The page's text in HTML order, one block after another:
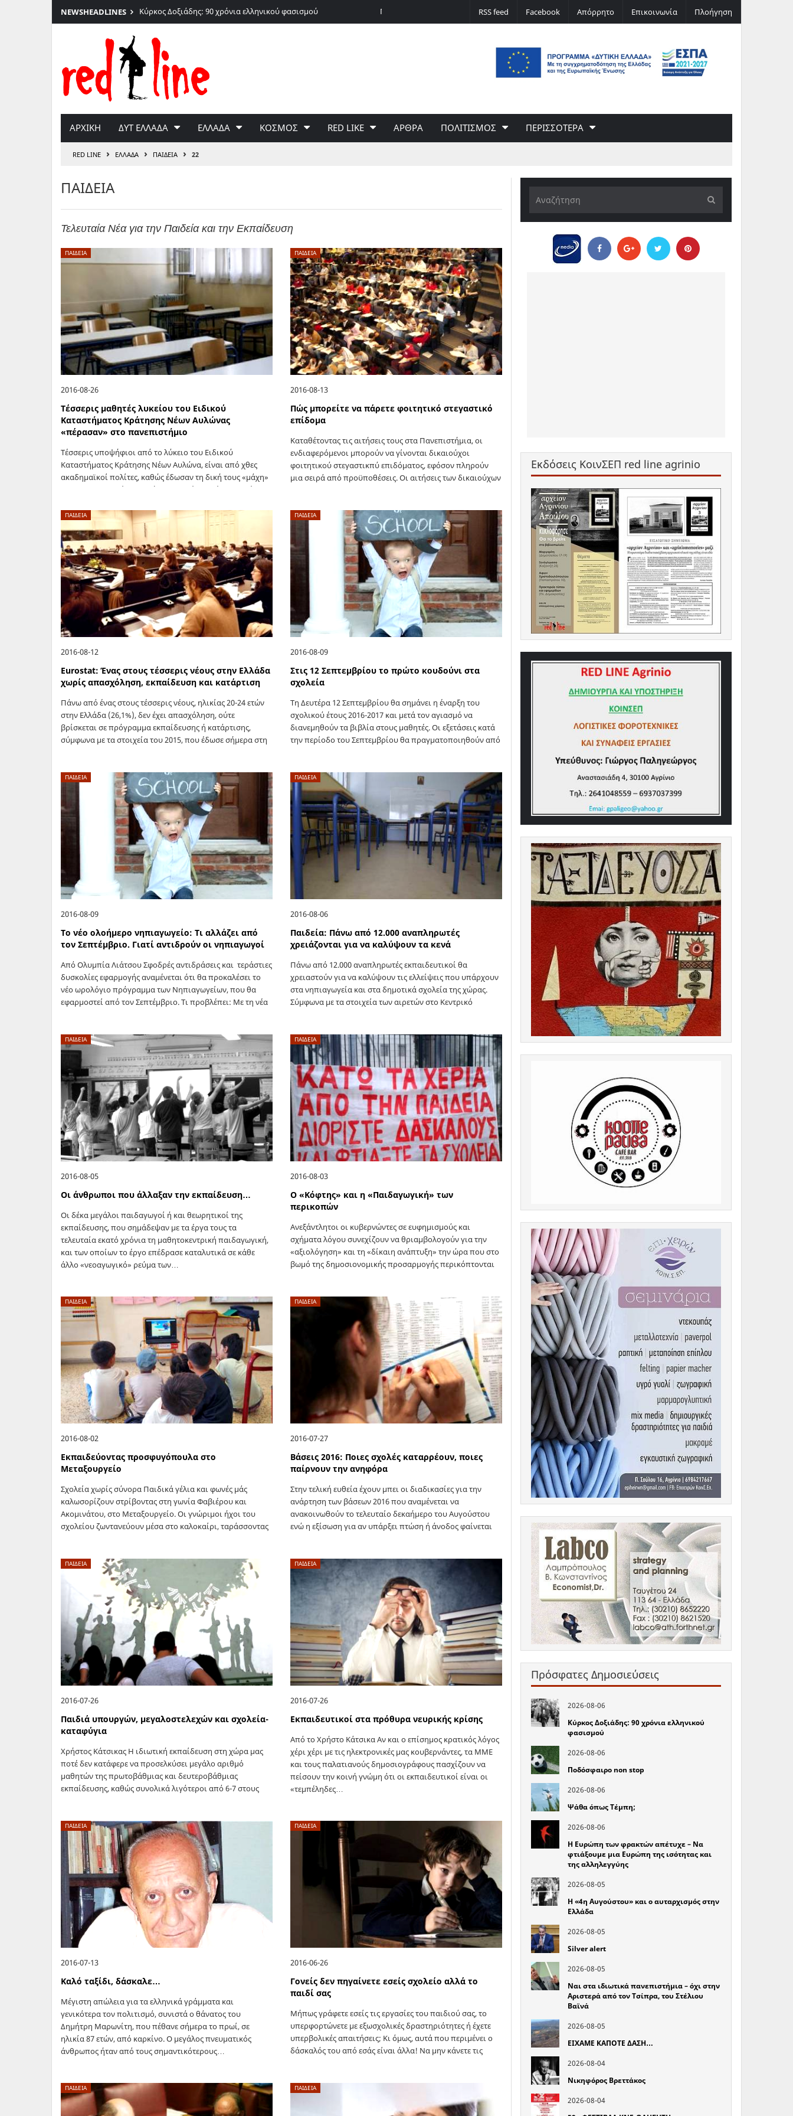
Μετάβαση
στο
περιεχόμενο
NEWSHEADLINES Κύρκος Δοξιάδης: 90 χρόνια ελληνικού φασισμού Ποδόσφαιρο non stop Ψάθα όπως Τέμπη;
RSS feed Facebook Απόρρητο Επικοινωνία Πλοήγηση
ΑΡΧΙΚΗ ΔΥΤ ΕΛΛΑΔΑ ΕΛΛΑΔΑ ΚΟΣΜΟΣ RED LIKE ΑΡΘΡΑ ΠΟΛΙΤΙΣΜΟΣ ΠΕΡΙΣΣΟΤΕΡΑ
RED LINE › ΕΛΛΑΔΑ › ΠΑΙΔΕΙΑ › 22
ΠΑΙΔΕΙΑ
Τελευταία Νέα για την Παιδεία και την Εκπαίδευση
ΠΑΙΔΕΙΑ
2016-08-26
Τέσσερις μαθητές λυκείου του Ειδικού
Καταστήματος Κράτησης Νέων Αυλώνας
«πέρασαν» στο πανεπιστήμιο
Τέσσερις υποψήφιοι από το λύκειο του Ειδικού
Καταστήματος Κράτησης Νέων Αυλώνα, είναι από χθες
ακαδημαϊκοί πολίτες, καθώς έδωσαν τη δική τους «μάχη»
στις Πανελλαδικές και βγήκαν νικητές. Οι τέσσερις νέοι
ΠΑΙΔΕΙΑ
2016-08-13
Πώς μπορείτε να πάρετε φοιτητικό στεγαστικό
επίδομα
Καταθέτοντας τις αιτήσεις τους στα Πανεπιστήμια, οι
ενδιαφερόμενοι μπορούν να γίνονται δικαιούχοι
φοιτητικού στεγαστικπύ επιδόματος, εφόσον πληρούν
μια σειρά από προϋποθέσεις. Οι αιτήσεις των δικαιούχων
ΠΑΙΔΕΙΑ
2016-08-12
Eurostat: Ένας στους τέσσερις νέους στην Ελλάδα
χωρίς απασχόληση, εκπαίδευση και κατάρτιση
Πάνω από ένας στους τέσσερις νέους, ηλικίας 20-24 ετών
στην Ελλάδα (26,1%), δεν έχει απασχόληση, ούτε
βρίσκεται σε πρόγραμμα εκπαίδευσης ή κατάρτισης,
σύμφωνα με τα στοιχεία του 2015, που έδωσε σήμερα στη
ΠΑΙΔΕΙΑ
2016-08-09
Στις 12 Σεπτεμβρίου το πρώτο κουδούνι στα
σχολεία
Τη Δευτέρα 12 Σεπτεμβρίου θα σημάνει η έναρξη του
σχολικού έτους 2016-2017 και μετά τον αγιασμό να
διανεμηθούν τα βιβλία στους μαθητές. Οι εξετάσεις κατά
την περίοδο του Σεπτεμβρίου θα πραγματοποιηθούν από
ΠΑΙΔΕΙΑ
2016-08-09
Το νέο ολοήμερο νηπιαγωγείο: Τι αλλάζει από
τον Σεπτέμβριο. Γιατί αντιδρούν οι νηπιαγωγοί
Από Ολυμπία Λιάτσου Σφοδρές αντιδράσεις και τεράστιες
δυσκολίες εφαρμογής αναμένεται ότι θα προκαλέσει το
νέο ωρολόγιο πρόγραμμα των Νηπιαγωγείων, που θα
εφαρμοστεί από τον Σεπτέμβριο. Τι προβλέπει: Με τη νέα
ΠΑΙΔΕΙΑ
2016-08-06
Παιδεία: Πάνω από 12.000 αναπληρωτές
χρειάζονται για να καλύψουν τα κενά
Πάνω από 12.000 αναπληρωτές εκπαιδευτικοί θα
χρειαστούν για να καλύψουν τις ελλείψεις που υπάρχουν
στα νηπιαγωγεία και στα δημοτικά σχολεία της χώρας.
Σύμφωνα με τα στοιχεία των αιρετών στο Κεντρικό
ΠΑΙΔΕΙΑ
2016-08-05
Οι άνθρωποι που άλλαξαν την εκπαίδευση…
Οι δέκα μεγάλοι παιδαγωγοί ή και θεωρητικοί της
εκπαίδευσης, που σημάδεψαν με τα έργα τους τα
τελευταία εκατό χρόνια τη μαθητοκεντρική παιδαγωγική,
και των οποίων το έργο επέδρασε καταλυτικά σε κάθε
άλλο «νεοαγωγικό» ρεύμα των…
ΠΑΙΔΕΙΑ
2016-08-03
Ο «Κόφτης» και η «Παιδαγωγική» των
περικοπών
Ανεξάντλητοι οι κυβερνώντες σε ευφημισμούς και
σχήματα λόγου συνεχίζουν να θριαμβολογούν για την
«αξιολόγηση» και τη «δίκαιη ανάπτυξη» την ώρα που στο
βωμό της δημοσιονομικής προσαρμογής περικόπτονται
ΠΑΙΔΕΙΑ
2016-08-02
Εκπαιδεύοντας προσφυγόπουλα στο
Μεταξουργείο
Σχολεία χωρίς σύνορα Παιδικά γέλια και φωνές μάς
καλωσορίζουν στρίβοντας στη γωνία Φαβιέρου και
Ακομινάτου, στο Μεταξουργείο. Οι γνώριμοι ήχοι του
σχολείου ζωντανεύουν μέσα στο καλοκαίρι, ταράσσοντας
ΠΑΙΔΕΙΑ
2016-07-27
Βάσεις 2016: Ποιες σχολές καταρρέουν, ποιες
παίρνουν την ανηφόρα
Στην τελική ευθεία έχουν μπει οι διαδικασίες για την
ανάρτηση των βάσεων 2016 που αναμένεται να
ανακοινωθούν το τελευταίο δεκαήμερο του Αυγούστου
ενώ η εξίσωση για αν υπάρξει πτώση ή άνοδος φαίνεται
ΠΑΙΔΕΙΑ
2016-07-26
Παιδιά υπουργών, μεγαλοστελεχών και σχολεία-
καταφύγια
Χρήστος Κάτσικας H ιδιωτική εκπαίδευση στη χώρα μας
ποτέ δεν κατάφερε να προσελκύσει μεγάλο αριθμό
μαθητών της πρωτοβάθμιας και δευτεροβάθμιας
εκπαίδευσης, καθώς συνολικά λιγότεροι από 6-7 στους
ΠΑΙΔΕΙΑ
2016-07-26
Εκπαιδευτικοί στα πρόθυρα νευρικής κρίσης
Από το Χρήστο Κάτσικα Αν και ο επίσημος κρατικός λόγος
χέρι χέρι με τις ηλεκτρονικές μας κουβερνάντες, τα ΜΜΕ
και τους παλατιανούς δημοσιογράφους πασχίζουν να
πείσουν την κοινή γνώμη ότι οι εκπαιδευτικοί είναι οι
«τεμπέληδες…
ΠΑΙΔΕΙΑ
2016-07-13
Καλό ταξίδι, δάσκαλε…
Μέγιστη απώλεια για τα ελληνικά γράμματα και
γενικότερα τον πολιτισμό, συνιστά ο θάνατος του
Δημήτρη Μαρωνίτη, που πέθανε σήμερα το πρωί, σε
ηλικία 87 ετών, από καρκίνο. Ο μεγάλος πνευματικός
άνθρωπος ήταν από τους σημαντικότερους…
ΠΑΙΔΕΙΑ
2016-06-26
Γονείς δεν πηγαίνετε εσείς σχολείο αλλά το
παιδί σας
Μήπως γράφετε εσείς τις εργασίες του παιδιού σας, το
υπερφορτώνετε με εξωσχολικές δραστηριότητες ή έχετε
υπερβολικές απαιτήσεις; Κι όμως, αυτά που περιμένει ο
δάσκαλός του από εσάς είναι άλλα! Να μην κάνετε τις
ΠΑΙΔΕΙΑ ΠΑΙΔΕΙΑ
Εκδόσεις ΚοινΣΕΠ red line agrinio
Πρόσφατες Δημοσιεύσεις
2026-08-06
Κύρκος Δοξιάδης: 90 χρόνια ελληνικού
φασισμού
2026-08-06
Ποδόσφαιρο non stop
2026-08-06
Ψάθα όπως Τέμπη;
2026-08-06
Η Ευρώπη των φρακτών απέτυχε – Να
φτιάξουμε μια Ευρώπη της ισότητας και
της αλληλεγγύης
2026-08-05
Η «4η Αυγούστου» και ο αυταρχισμός στην
Ελλάδα
2026-08-05
Silver alert
2026-08-05
Ναι στα ιδιωτικά πανεπιστήμια – όχι στην
Αριστερά από τον Τσίπρα, του Στέλιου
Βαϊνά
2026-08-05
ΕΙΧΑΜΕ ΚΑΠΟΤΕ ΔΑΣΗ…
2026-08-04
Νικηφόρος Βρεττάκος
2026-08-04